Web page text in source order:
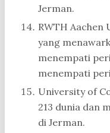
Jerman.
RWTH Aachen
yang
menempati
menempati
University of
213 dunia dan
di Jerman.